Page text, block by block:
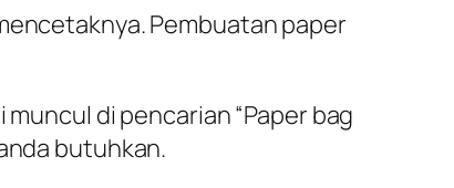
Pembuatan paper
di pencarian “Paper bag
butuhkan.